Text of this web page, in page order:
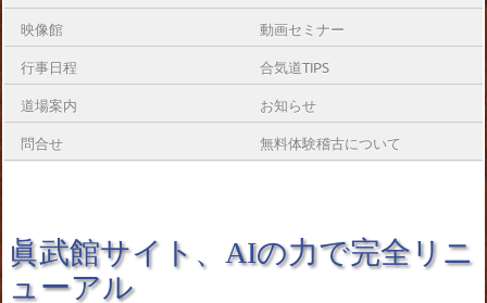
映像館 動画セミナー
行事日程 合気道TIPS
道場案内 お知らせ
問合せ 無料体験稽古について
眞武館サイト、AIの力で完全リニ
ューアル